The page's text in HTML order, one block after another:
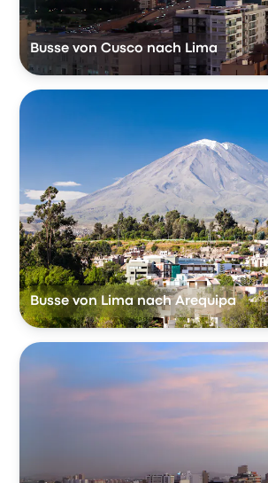
Busse von Cusco nach Lima
Busse von Lima nach Arequipa